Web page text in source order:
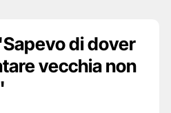
di dover
vecchia non